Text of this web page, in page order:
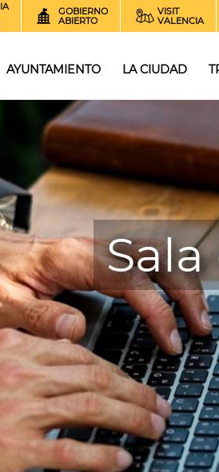
GOBIERNO
ABIERTO
VISIT
VALENCIA
AYUNTAMIENTO LA CIUDAD